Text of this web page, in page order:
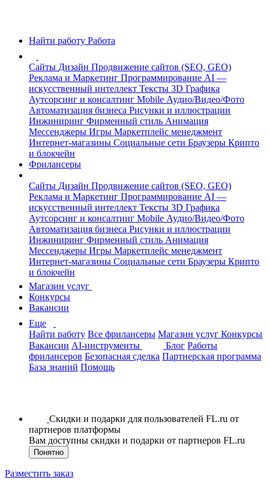
Найти работу Работа
Сайты Дизайн Продвижение сайтов (SEO, GEO)
Реклама и Маркетинг Программирование AI —
искусственный интеллект Тексты 3D Графика
Аутсорсинг и консалтинг Mobile Аудио/Видео/Фото
Автоматизация бизнеса Рисунки и иллюстрации
Инжиниринг Фирменный стиль Анимация
Мессенджеры Игры Маркетплейс менеджмент
Интернет-магазины Социальные сети Браузеры Крипто
и блокчейн
Фрилансеры
Сайты Дизайн Продвижение сайтов (SEO, GEO)
Реклама и Маркетинг Программирование AI —
искусственный интеллект Тексты 3D Графика
Аутсорсинг и консалтинг Mobile Аудио/Видео/Фото
Автоматизация бизнеса Рисунки и иллюстрации
Инжиниринг Фирменный стиль Анимация
Мессенджеры Игры Маркетплейс менеджмент
Интернет-магазины Социальные сети Браузеры Крипто
и блокчейн
Магазин услуг
Конкурсы
Вакансии
Еще
Найти работу Все фрилансеры Магазин услуг Конкурсы
Вакансии AI-инструменты Блог Работы
фрилансеров Безопасная сделка Партнерская программа
База знаний Помощь
Скидки и подарки для пользователей FL.ru от
партнеров платформы
Вам доступны скидки и подарки от партнеров FL.ru
Понятно
Разместить заказ